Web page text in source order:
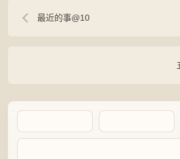
最近的事@10